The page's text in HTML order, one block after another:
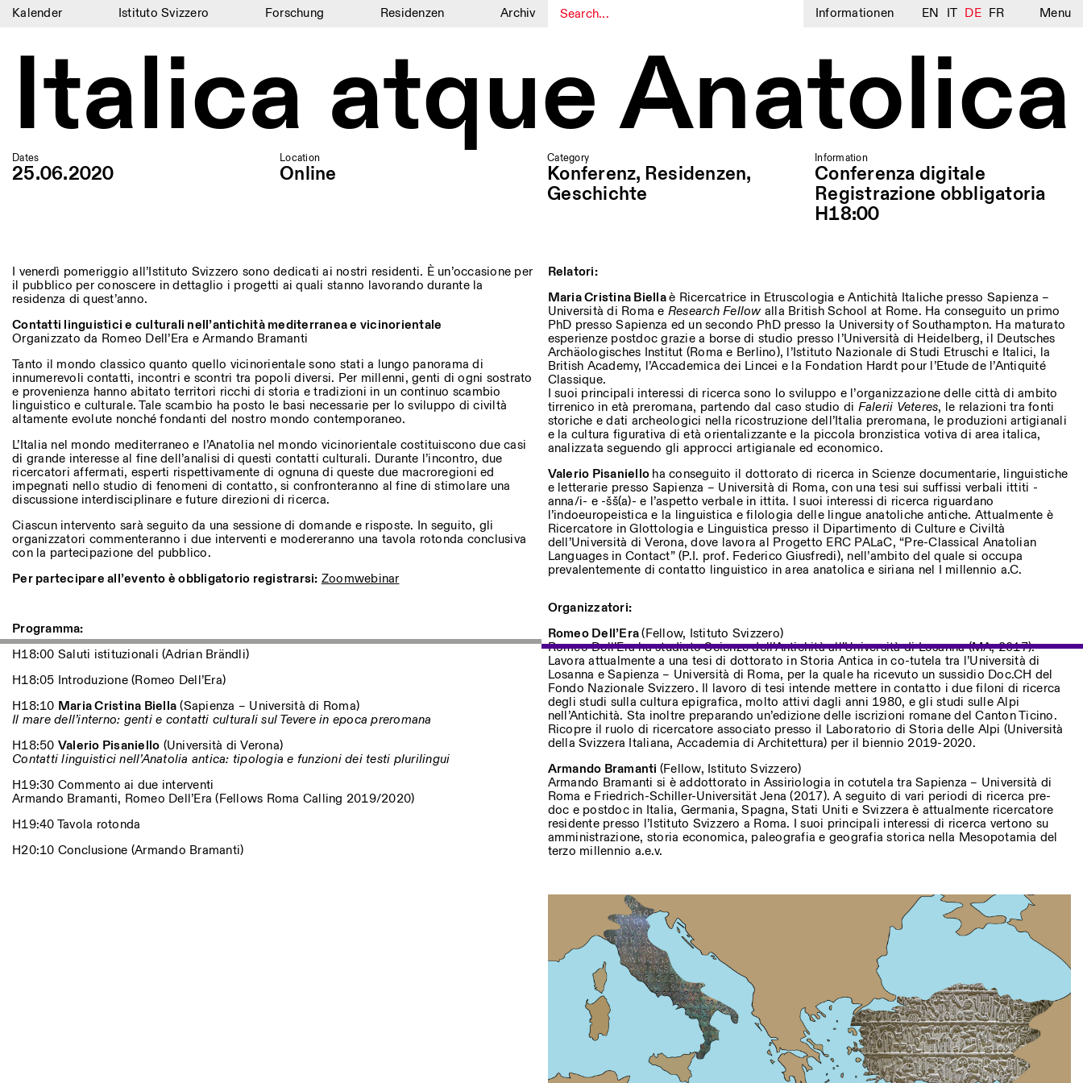
Kalender Istituto Svizzero Forschung Residenzen Archiv Informationen EN IT DE FR Menu
Kalender
Istituto Svizzero
Forschung
Residenzen
Archiv
Organisation
Bibliothek
Jobs
Andere Tätigkeiten
NEWSLETTER
Melden Sie sich für unseren Newsletter an, damit Sie stets auf dem Laufenden über unsere
Veranstaltungen sind
Facebook Instagram Linkedin Vimeo
Italica atque Anatolica
Dates
25.06.2020
Location
Online
Category
Konferenz, Residenzen,
Geschichte
Information
Conferenza digitale
Registrazione obbligatoria
H18:00
I venerdì pomeriggio all’Istituto Svizzero sono dedicati ai nostri residenti. È un’occasione per
il pubblico per conoscere in dettaglio i progetti ai quali stanno lavorando durante la
residenza di quest’anno.
Contatti linguistici e culturali nell’antichità mediterranea e vicinorientale
Organizzato da Romeo Dell’Era e Armando Bramanti
Tanto il mondo classico quanto quello vicinorientale sono stati a lungo panorama di
innumerevoli contatti, incontri e scontri tra popoli diversi. Per millenni, genti di ogni sostrato
e provenienza hanno abitato territori ricchi di storia e tradizioni in un continuo scambio
linguistico e culturale. Tale scambio ha posto le basi necessarie per lo sviluppo di civiltà
altamente evolute nonché fondanti del nostro mondo contemporaneo.
L’Italia nel mondo mediterraneo e l’Anatolia nel mondo vicinorientale costituiscono due casi
di grande interesse al fine dell’analisi di questi contatti culturali. Durante l’incontro, due
ricercatori affermati, esperti rispettivamente di ognuna di queste due macroregioni ed
impegnati nello studio di fenomeni di contatto, si confronteranno al fine di stimolare una
discussione interdisciplinare e future direzioni di ricerca.
Ciascun intervento sarà seguito da una sessione di domande e risposte. In seguito, gli
organizzatori commenteranno i due interventi e modereranno una tavola rotonda conclusiva
con la partecipazione del pubblico.
Per partecipare all’evento è obbligatorio registrarsi: Zoomwebinar
Programma:
H18:00 Saluti istituzionali (Adrian Brändli)
H18:05 Introduzione (Romeo Dell’Era)
H18:10 Maria Cristina Biella (Sapienza – Università di Roma)
Il mare dell’interno: genti e contatti culturali sul Tevere in epoca preromana
H18:50 Valerio Pisaniello (Università di Verona)
Contatti linguistici nell’Anatolia antica: tipologia e funzioni dei testi plurilingui
H19:30 Commento ai due interventi
Armando Bramanti, Romeo Dell’Era (Fellows Roma Calling 2019/2020)
H19:40 Tavola rotonda
H20:10 Conclusione (Armando Bramanti)
Relatori:
Maria Cristina Biellaè Ricercatrice in Etruscologia e Antichità Italiche presso Sapienza –
Università di Roma e Research Fellow alla British School at Rome. Ha conseguito un primo
PhD presso Sapienza ed un secondo PhD presso la University of Southampton. Ha maturato
esperienze postdoc grazie a borse di studio presso l’Università di Heidelberg, il Deutsches
Archäologisches Institut (Roma e Berlino), l’Istituto Nazionale di Studi Etruschi e Italici, la
British Academy, l’Accademica dei Lincei e la Fondation Hardt pour l’Etude de l’Antiquité
Classique.
I suoi principali interessi di ricerca sono lo sviluppo e l’organizzazione delle città di ambito
tirrenico in età preromana, partendo dal caso studio di Falerii Veteres, le relazioni tra fonti
storiche e dati archeologici nella ricostruzione dell’Italia preromana, le produzioni artigianali
e la cultura figurativa di età orientalizzante e la piccola bronzistica votiva di area italica,
analizzata seguendo gli approcci artigianale ed economico.
Valerio Pisaniello ha conseguito il dottorato di ricerca in Scienze documentarie, linguistiche
e letterarie presso Sapienza – Università di Roma, con una tesi sui suffissi verbali ittiti -
anna/i- e -šš(a)- e l’aspetto verbale in ittita. I suoi interessi di ricerca riguardano
l’indoeuropeistica e la linguistica e filologia delle lingue anatoliche antiche. Attualmente è
Ricercatore in Glottologia e Linguistica presso il Dipartimento di Culture e Civiltà
dell’Università di Verona, dove lavora al Progetto ERC PALaC, “Pre-Classical Anatolian
Languages in Contact” (P.I. prof. Federico Giusfredi), nell’ambito del quale si occupa
prevalentemente di contatto linguistico in area anatolica e siriana nel I millennio a.C.
Organizzatori:
Romeo Dell’Era(Fellow, Istituto Svizzero)
Romeo Dell’Era ha studiato Scienze dell’Antichità all’Università di Losanna (MA, 2017).
Lavora attualmente a una tesi di dottorato in Storia Antica in co-tutela tra l’Università di
Losanna e Sapienza – Università di Roma, per la quale ha ricevuto un sussidio Doc.CH del
Fondo Nazionale Svizzero. Il lavoro di tesi intende mettere in contatto i due filoni di ricerca
degli studi sulla cultura epigrafica, molto attivi dagli anni 1980, e gli studi sulle Alpi
nell’Antichità. Sta inoltre preparando un’edizione delle iscrizioni romane del Canton Ticino.
Ricopre il ruolo di ricercatore associato presso il Laboratorio di Storia delle Alpi (Università
della Svizzera Italiana, Accademia di Architettura) per il biennio 2019-2020.
Armando Bramanti (Fellow, Istituto Svizzero)
Armando Bramanti si è addottorato in Assiriologia in cotutela tra Sapienza – Università di
Roma e Friedrich-Schiller-Universität Jena (2017). A seguito di vari periodi di ricerca pre-
doc e postdoc in Italia, Germania, Spagna, Stati Uniti e Svizzera è attualmente ricercatore
residente presso l’Istituto Svizzero a Roma. I suoi principali interessi di ricerca vertono su
amministrazione, storia economica, paleografia e geografia storica nella Mesopotamia del
terzo millennio a.e.v.